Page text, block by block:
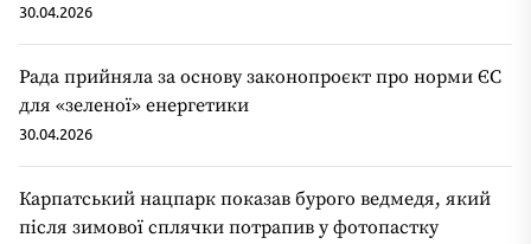
30.04.2026
Рада прийняла за основу законопроєкт про норми ЄС
для «зеленої» енергетики
30.04.2026
Карпатський нацпарк показав бурого ведмедя, який
після зимової сплячки потрапив у фотопастку